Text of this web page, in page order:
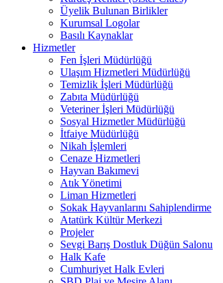
Üyelik Bulunan Birlikler
Kurumsal Logolar
Basılı Kaynaklar
Hizmetler
Fen İşleri Müdürlüğü
Ulaşım Hizmetleri Müdürlüğü
Temizlik İşleri Müdürlüğü
Zabıta Müdürlüğü
Veteriner İşleri Müdürlüğü
Sosyal Hizmetler Müdürlüğü
İtfaiye Müdürlüğü
Nikah İşlemleri
Cenaze Hizmetleri
Hayvan Bakımevi
Atık Yönetimi
Liman Hizmetleri
Sokak Hayvanlarını Sahiplendirme
Atatürk Kültür Merkezi
Projeler
Sevgi Barış Dostluk Düğün Salonu
Halk Kafe
Cumhuriyet Halk Evleri